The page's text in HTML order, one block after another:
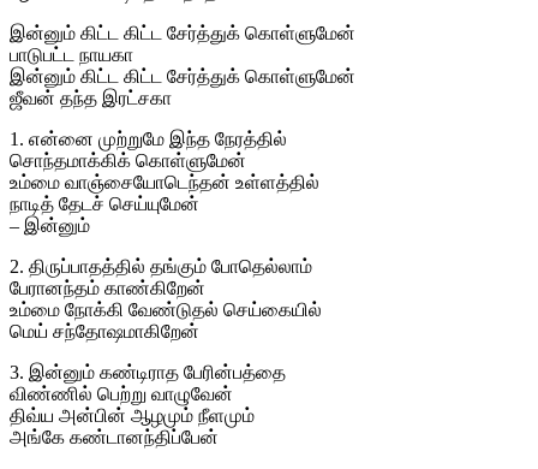
இன்னும் கிட்ட கிட்ட சேர்த்துக் கொள்ளுமேன்
பாடுபட்ட நாயகா
இன்னும் கிட்ட கிட்ட சேர்த்துக் கொள்ளுமேன்
ஜீவன் தந்த இரட்சகா
1. என்னை முற்றுமே இந்த நேரத்தில்
சொந்தமாக்கிக் கொள்ளுமேன்
உம்மை வாஞ்சையோடெந்தன் உள்ளத்தில்
நாடித் தேடச் செய்யுமேன்
– இன்னும்
2. திருப்பாதத்தில் தங்கும் போதெல்லாம்
பேரானந்தம் காண்கிறேன்
உம்மை நோக்கி வேண்டுதல் செய்கையில்
மெய் சந்தோஷமாகிறேன்
3. இன்னும் கண்டிராத பேரின்பத்தை
விண்ணில் பெற்று வாழுவேன்
திவ்ய அன்பின் ஆழமும் நீளமும்
அங்கே கண்டானந்திப்பேன்